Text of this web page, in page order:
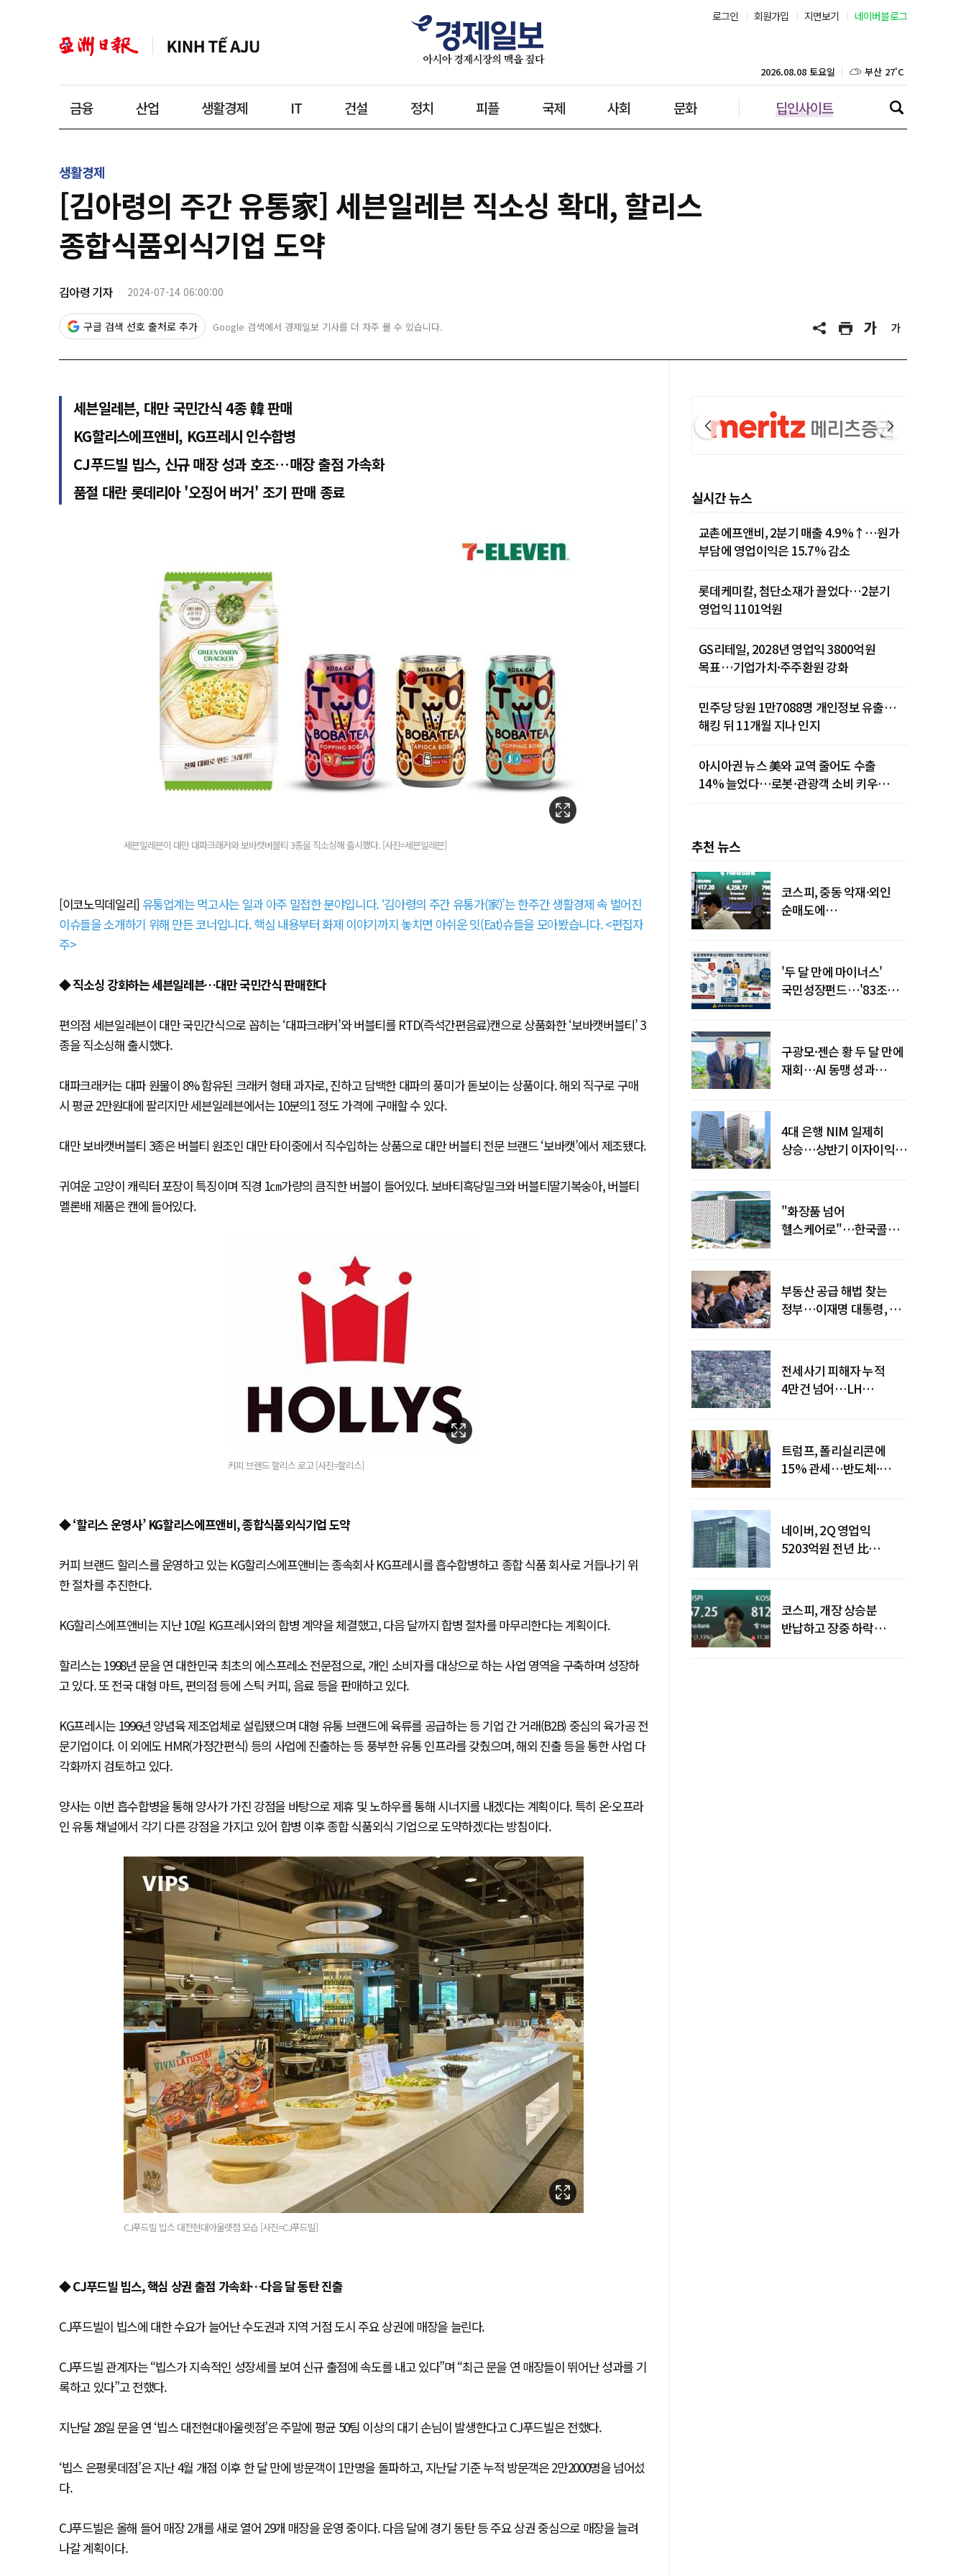
로그인 회원가입 지면보기 네이버블로그
금융 산업 생활경제 IT 건설 정치 피플 국제 사회 문화 딥인사이트
2026.08.08 토요일 대구 25˚C
인천 29˚C
생활경제
[김아령의 주간 유통家] 세븐일레븐 직소싱 확대, 할리스
종합식품외식기업 도약
김아령 기자 2024-07-14 06:00:00
구글 검색 선호 출처로 추가 Google 검색에서 경제일보 기사를 더 자주 볼 수 있습니다.
세븐일레븐, 대만 국민간식 4종 韓 판매
KG할리스에프앤비, KG프레시 인수합병
CJ푸드빌 빕스, 신규 매장 성과 호조…매장 출점 가속화
품절 대란 롯데리아 '오징어 버거' 조기 판매 종료
세븐일레븐이 대만 대파크래커와 보바캣버블티 3종을 직소싱해 출시했다. [사진=세븐일레븐]
[이코노믹데일리] 유통업계는 먹고사는 일과 아주 밀접한 분야입니다. ‘김아령의 주간 유통가(家)’는 한주간 생활경제 속 벌어진
이슈들을 소개하기 위해 만든 코너입니다. 핵심 내용부터 화제 이야기까지 놓치면 아쉬운 잇(Eat)슈들을 모아봤습니다. <편집자
주>
◆ 직소싱 강화하는 세븐일레븐…대만 국민간식 판매한다
편의점 세븐일레븐이 대만 국민간식으로 꼽히는 ‘대파크래커’와 버블티를 RTD(즉석간편음료)캔으로 상품화한 ‘보바캣버블티’ 3
종을 직소싱해 출시했다.
대파크래커는 대파 원물이 8% 함유된 크래커 형태 과자로, 진하고 담백한 대파의 풍미가 돋보이는 상품이다. 해외 직구로 구매
시 평균 2만원대에 팔리지만 세븐일레븐에서는 10분의1 정도 가격에 구매할 수 있다.
대만 보바캣버블티 3종은 버블티 원조인 대만 타이중에서 직수입하는 상품으로 대만 버블티 전문 브랜드 ‘보바캣’에서 제조됐다.
귀여운 고양이 캐릭터 포장이 특징이며 직경 1㎝가량의 큼직한 버블이 들어있다. 보바티흑당밀크와 버블티딸기복숭아, 버블티
멜론배 제품은 캔에 들어있다.
커피 브랜드 할리스 로고 [사진=할리스]
◆ ‘할리스 운영사’ KG할리스에프앤비, 종합식품외식기업 도약
커피 브랜드 할리스를 운영하고 있는 KG할리스에프앤비는 종속회사 KG프레시를 흡수합병하고 종합 식품 회사로 거듭나기 위
한 절차를 추진한다.
KG할리스에프앤비는 지난 10일 KG프레시와의 합병 계약을 체결했고, 다음 달까지 합병 절차를 마무리한다는 계획이다.
할리스는 1998년 문을 연 대한민국 최초의 에스프레소 전문점으로, 개인 소비자를 대상으로 하는 사업 영역을 구축하며 성장하
고 있다. 또 전국 대형 마트, 편의점 등에 스틱 커피, 음료 등을 판매하고 있다.
KG프레시는 1996년 양념육 제조업체로 설립됐으며 대형 유통 브랜드에 육류를 공급하는 등 기업 간 거래(B2B) 중심의 육가공 전
문기업이다. 이 외에도 HMR(가정간편식) 등의 사업에 진출하는 등 풍부한 유통 인프라를 갖췄으며, 해외 진출 등을 통한 사업 다
각화까지 검토하고 있다.
양사는 이번 흡수합병을 통해 양사가 가진 강점을 바탕으로 제휴 및 노하우를 통해 시너지를 내겠다는 계획이다. 특히 온·오프라
인 유통 채널에서 각기 다른 강점을 가지고 있어 합병 이후 종합 식품외식 기업으로 도약하겠다는 방침이다.
CJ푸드빌 빕스 대전현대아울렛점 모습 [사진=CJ푸드빌]
◆ CJ푸드빌 빕스, 핵심 상권 출점 가속화…다음 달 동탄 진출
CJ푸드빌이 빕스에 대한 수요가 늘어난 수도권과 지역 거점 도시 주요 상권에 매장을 늘린다.
CJ푸드빌 관계자는 “빕스가 지속적인 성장세를 보여 신규 출점에 속도를 내고 있다”며 “최근 문을 연 매장들이 뛰어난 성과를 기
록하고 있다”고 전했다.
지난달 28일 문을 연 ‘빕스 대전현대아울렛점’은 주말에 평균 50팀 이상의 대기 손님이 발생한다고 CJ푸드빌은 전했다.
‘빕스 은평롯데점’은 지난 4월 개점 이후 한 달 만에 방문객이 1만명을 돌파하고, 지난달 기준 누적 방문객은 2만2000명을 넘어섰
다.
CJ푸드빌은 올해 들어 매장 2개를 새로 열어 29개 매장을 운영 중이다. 다음 달에 경기 동탄 등 주요 상권 중심으로 매장을 늘려
나갈 계획이다.
실시간 뉴스
교촌에프앤비, 2분기 매출 4.9%↑…원가
부담에 영업이익은 15.7% 감소
롯데케미칼, 첨단소재가 끌었다…2분기
영업익 1101억원
GS리테일, 2028년 영업익 3800억원
목표…기업가치·주주환원 강화
민주당 당원 1만7088명 개인정보 유출…
해킹 뒤 11개월 지나 인지
아시아권 뉴스 美와 교역 줄어도 수출
14% 늘었다…로봇·관광객 소비 키우는
추천 뉴스
코스피, 중동 악재·외인
순매도에
'두 달 만에 마이너스'
국민성장펀드…'83조
구광모·젠슨 황 두 달 만에
재회…AI 동맹 성과
4대 은행 NIM 일제히
상승…상반기 이자이익
"화장품 넘어
헬스케어로"…한국콜마,
부동산 공급 해법 찾는
정부…이재명 대통령, 2차
전세사기 피해자 누적
4만건 넘어…LH
트럼프, 폴리실리콘에
15% 관세…반도체·
네이버, 2Q 영업익
5203억원 전년 比
코스피, 개장 상승분
반납하고 장중 하락